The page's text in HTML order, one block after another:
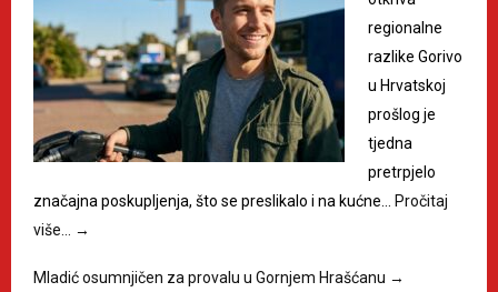
regionalne
razlike Gorivo
u Hrvatskoj
prošlog je
tjedna
pretrpjelo
značajna poskupljenja, što se preslikalo i na kućne…
Pročitaj
više…
→
Mladić osumnjičen za provalu u Gornjem Hrašćanu →